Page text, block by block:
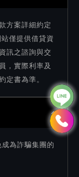
方案詳細約定
僅提供借貸資
訊之諮詢與交
，實際利率及
定書為準。
為詐騙集團的